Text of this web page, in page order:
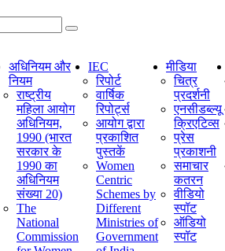
search
अधिनियम और
नियम
राष्ट्रीय
महिला आयोग
अधिनियम,
1990 (भारत
सरकार के
1990 का
अधिनियम
संख्या 20)
The
National
Commission
IEC
रिपोर्ट
वार्षिक
रिपोर्ट्स
आयोग द्वारा
प्रकाशित
पुस्तकें
Women
Centric
Schemes by
Different
Ministries of
Government
मीडिया
चित्र
प्रदर्शनी
एनसीडब्ल्यू
क्रिएटिव्स
प्रेस
प्रकाशनी
समाचार
कतरन
वीडियो
स्पॉट
ऑडियो
स्पॉट